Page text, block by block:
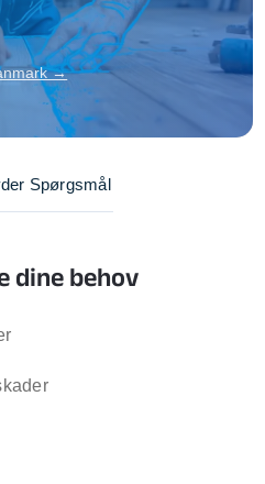
→
Spørgsmål
dine behov